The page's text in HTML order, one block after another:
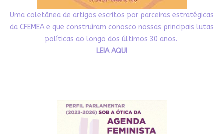
Uma coletânea de artigos escritos por parceiras estratégicas
da CFEMEA e que construíram conosco nossas principais lutas
políticas ao longo dos últimos 30 anos.
LEIA AQUI